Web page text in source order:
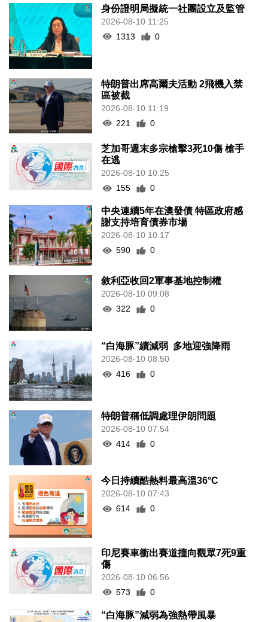
身份證明局擬統一社團設立及監管
2026-08-10 11:25
1313
0
特朗普出席高爾夫活動 2飛機入禁
區被截
2026-08-10 11:19
221
0
芝加哥週末多宗槍擊3死10傷 槍手
在逃
2026-08-10 10:25
155
0
中央連續5年在澳發債 特區政府感
謝支持培育債券市場
2026-08-10 10:17
590
0
敘利亞收回2軍事基地控制權
2026-08-10 09:08
322
0
“白海豚”續減弱 多地迎強降雨
2026-08-10 08:50
416
0
特朗普稱低調處理伊朗問題
2026-08-10 07:54
414
0
今日持續酷熱料最高溫36°C
2026-08-10 07:43
614
0
印尼賽車衝出賽道撞向觀眾7死9重
傷
2026-08-10 06:56
573
0
“白海豚”減弱為強熱帶風暴